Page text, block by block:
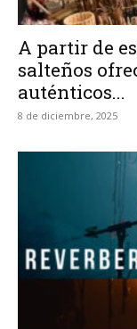
A partir de
salteños
auténticos...
8 de diciembre, 2025